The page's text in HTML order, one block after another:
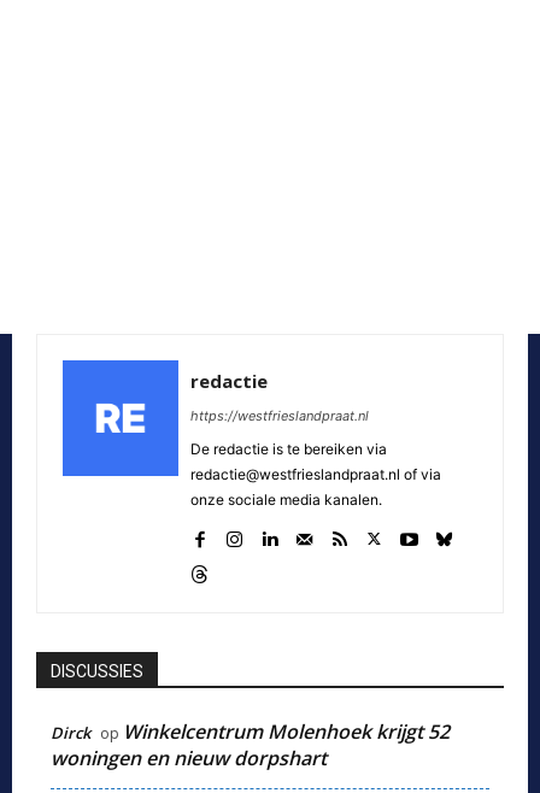
redactie
https://westfrieslandpraat.nl
De redactie is te bereiken via
redactie@westfrieslandpraat.nl of via
onze sociale media kanalen.
DISCUSSIES
Dirck op Winkelcentrum Molenhoek krijgt 52
woningen en nieuw dorpshart